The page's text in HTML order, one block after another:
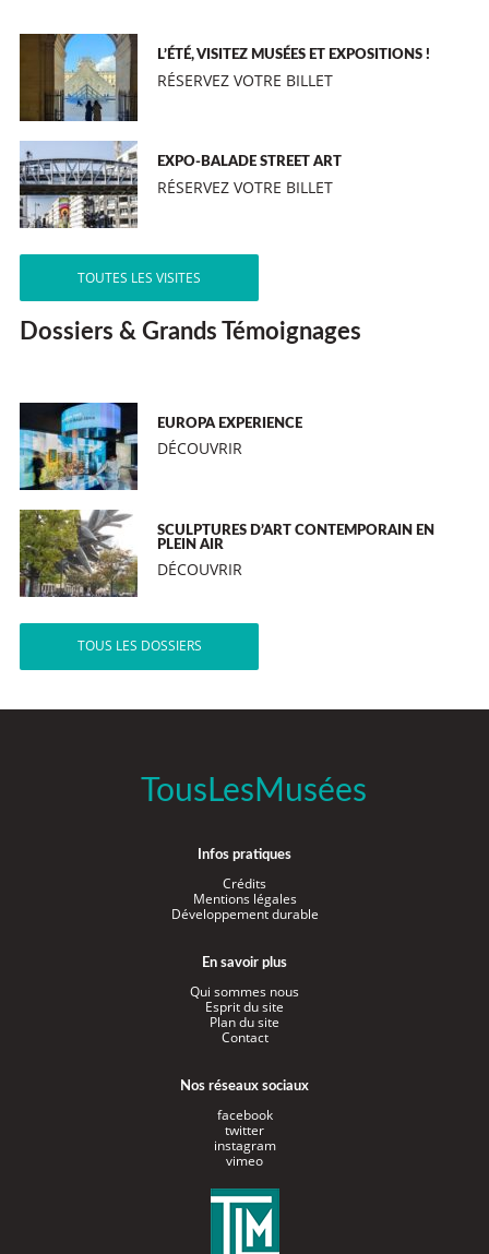
L’ÉTÉ, VISITEZ MUSÉES ET EXPOSITIONS !
RÉSERVEZ VOTRE BILLET
EXPO-BALADE STREET ART
RÉSERVEZ VOTRE BILLET
TOUTES LES VISITES
Dossiers & Grands Témoignages
EUROPA EXPERIENCE
DÉCOUVRIR
SCULPTURES D’ART CONTEMPORAIN EN
PLEIN AIR
DÉCOUVRIR
TOUS LES DOSSIERS
TousLesMusées
Infos pratiques
Crédits
Mentions légales
Développement durable
En savoir plus
Qui sommes nous
Esprit du site
Plan du site
Contact
Nos réseaux sociaux
facebook
twitter
instagram
vimeo